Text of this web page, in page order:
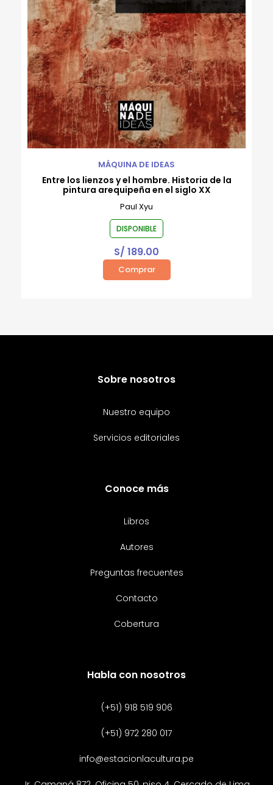
MÁQUINA DE IDEAS
Entre los lienzos y el hombre. Historia de la
pintura arequipeña en el siglo XX
Paul Xyu
DISPONIBLE
S/ 189.00
Comprar
Sobre nosotros
Nuestro equipo
Servicios editoriales
Conoce más
Libros
Autores
Preguntas frecuentes
Contacto
Cobertura
Habla con nosotros
(+51) 918 519 906
(+51) 972 280 017
info@estacionlacultura.pe